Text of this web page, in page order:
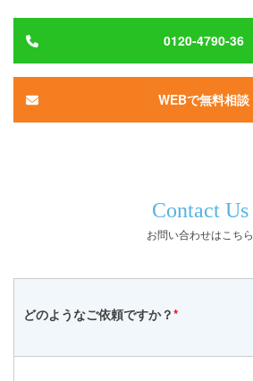
0120-4790-36
WEBで無料相談
Contact Us
お問い合わせはこちら
どのようなご依頼ですか？*